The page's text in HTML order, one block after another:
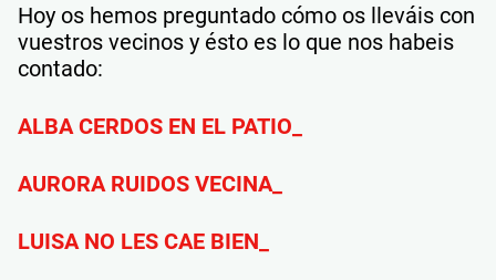
Hoy os hemos preguntado cómo os lleváis con
vuestros vecinos y ésto es lo que nos habeis
contado:
ALBA CERDOS EN EL PATIO_
AURORA RUIDOS VECINA_
LUISA NO LES CAE BIEN_